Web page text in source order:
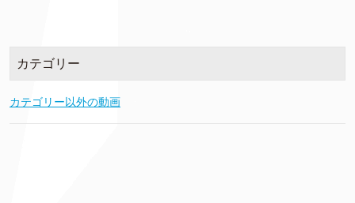
カテゴリー
カテゴリー以外の動画